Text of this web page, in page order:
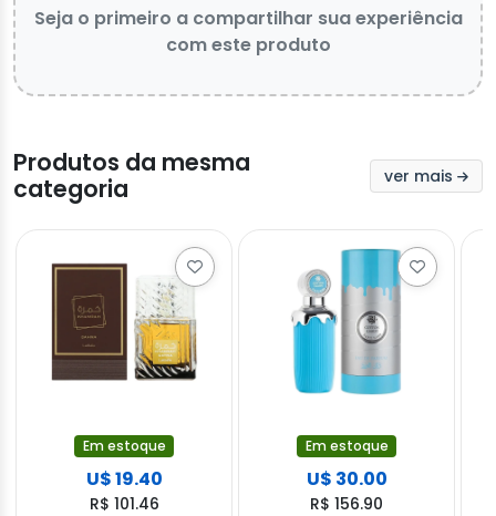
Seja o primeiro a compartilhar sua experiência
com este produto
Produtos da mesma
categoria
ver mais
Em estoque
U$ 19.40
R$ 101.46
Em estoque
U$ 30.00
R$ 156.90